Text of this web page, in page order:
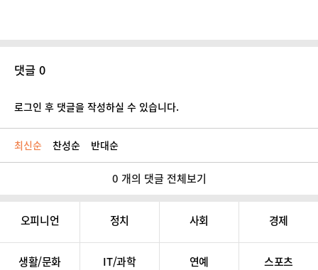
댓글 0
로그인 후 댓글을 작성하실 수 있습니다.
최신순 찬성순 반대순
0 개의 댓글 전체보기
오피니언 정치 사회 경제
생활/문화 IT/과학 연예 스포츠